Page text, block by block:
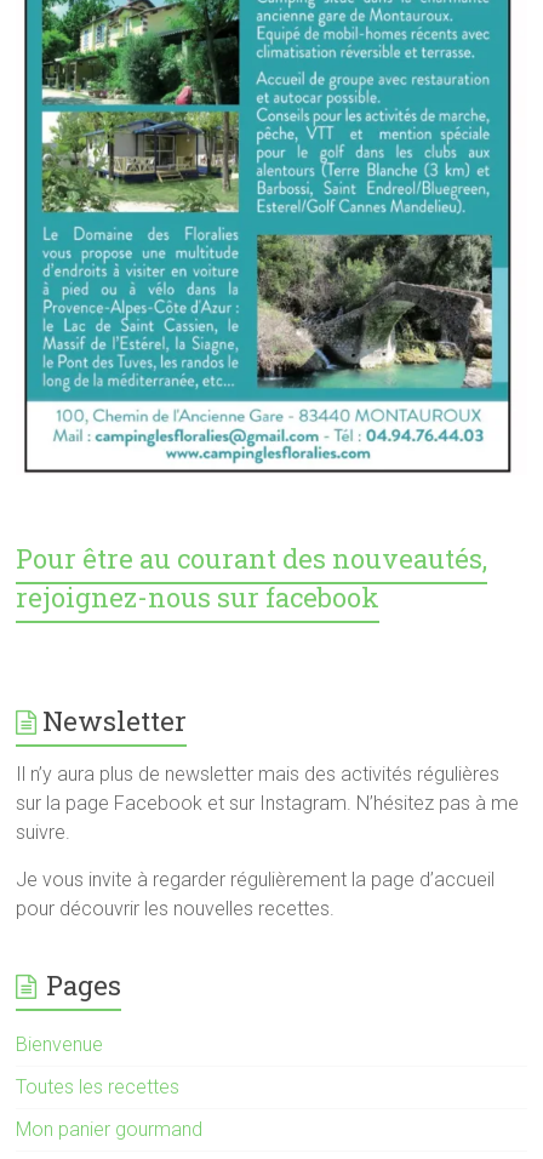
Pour être au courant des nouveautés,
rejoignez-nous sur facebook
Newsletter
Il n’y aura plus de newsletter mais des activités régulières
sur la page Facebook et sur Instagram. N’hésitez pas à me
suivre.
Je vous invite à regarder régulièrement la page d’accueil
pour découvrir les nouvelles recettes.
Pages
Bienvenue
Toutes les recettes
Mon panier gourmand